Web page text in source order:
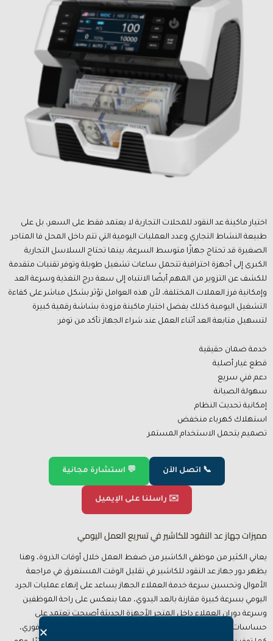
اختيار ماكينة عد النقود للمحلات التجارية لا يعتمد فقط على السعر، بل على
طبيعة النشاط التجاري وعدد العمليات اليومية التي تتم داخل المحل فا المتاجر
الصغيرة قد تحتاج جهازًا متوسط السرعة، بينما تحتاج السلاسل التجارية
الكبرى إلى أجهزة احترافية تتحمل ساعات تشغيل طويلة وتوفر تقنيات متقدمة
للكشف عن التزوير من المهم أيضًا الانتباه إلى سعة درج التغذية وسرعة العد
وإمكانية فرز العملات المختلفة، لأن هذه العوامل تؤثر بشكل مباشر على كفاءة
التشغيل اليومية كذلك يفضل اختيار ماكينة مزودة بشاشة رقمية كبيرة
لتسهيل متابعة العد أثناء العمل عند شراء الجهاز تأكد من توفر:
خدمة ضمان حقيقية
قطع غيار أصلية
دعم فني سريع
سهولة الصيانة
إمكانية تحديث النظام
استهلاك كهرباء منخفض
تصميم يتحمل الاستخدام المستمر
📞 اتصل الآن 💬 استشارة مجانية
✉️ راسلنا على الإيميل
مميزات جهاز عد النقود للكاشير في تسريع العمل اليومي
يعاني الكثير من موظفي الكاشير من ضغط العمل خلال أوقات الذروة، وهنا
يظهر دور جهاز عد النقود للكاشير في تقليل الوقت المستغرق في مراجعة
الأموال وتحسين سرعة خدمة العملاء الجهاز يساعد على إنهاء عمليات الجرد
اليومي بسرعة كبيرة مقارنة بالعد اليدوي، مما ينعكس على راحة الموظفين
وسرعة دوران العملاء داخل المتجر الأجهزة الحديثة أصبحت تعتمد على
حساسات ذكية تستطيع اكتشاف العملات التالفة أو المزورة بشكل فوري،